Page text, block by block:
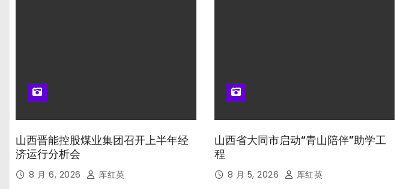
山西晋能控股煤业集团召开上半年经
济运行分析会
8 月 6, 2026 厍红英
山西省大同市启动“青山陪伴”助学工
程
8 月 5, 2026 厍红英